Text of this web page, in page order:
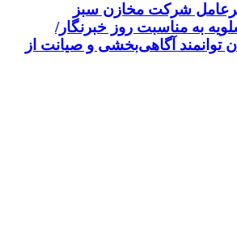
شرکت مخازن سبز
به مناسبت روز خبرنگار/
توانمند آگاهی‌بخشی و صیانت از